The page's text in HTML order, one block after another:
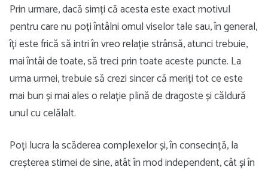
Prin urmare, dacă simți că acesta este exact motivul
pentru care nu poți întâlni omul viselor tale sau, în general,
îți este frică să intri în vreo relație strânsă, atunci trebuie,
mai întâi de toate, să treci prin toate aceste puncte. La
urma urmei, trebuie să crezi sincer că meriți tot ce este
mai bun și mai ales o relație plină de dragoste și căldură
unul cu celălalt.
Poți lucra la scăderea complexelor și, în consecință, la
creșterea stimei de sine, atât în ​​mod independent, cât și în